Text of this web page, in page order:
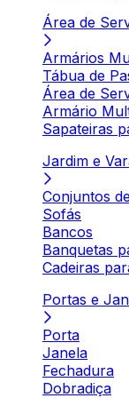
Área de
Armários
Tábua de
Área de
Armário
Sapateiras
Jardim e
Conjuntos
Sofás
Bancos
Banquetas
Cadeiras
Portas e
Porta
Janela
Fechadura
Dobradiça